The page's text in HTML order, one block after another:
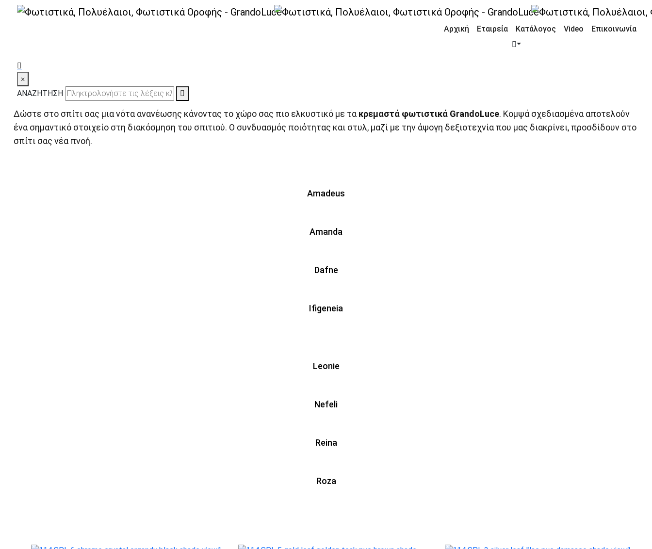
Αρχική Εταιρεία Κατάλογος Video Επικοινωνία
×
ΑΝΑΖΗΤΗΣΗ
Δώστε στο σπίτι σας μια νότα ανανέωσης κάνοντας το χώρο σας πιο ελκυστικό με τα κρεμαστά φωτιστικά GrandoLuce. Κομψά σχεδιασμένα αποτελούν
ένα σημαντικό στοιχείο στη διακόσμηση του σπιτιού. Ο συνδυασμός ποιότητας και στυλ, μαζί με την άψογη δεξιοτεχνία που μας διακρίνει, προσδίδουν στο
σπίτι σας νέα πνοή.
Amadeus
Amanda
Dafne
Ifigeneia
Leonie
Nefeli
Reina
Roza